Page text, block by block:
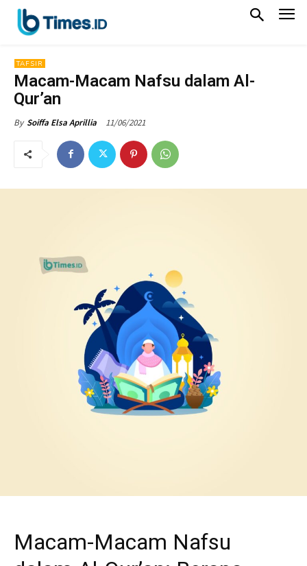
TAFSIR
Macam-Macam Nafsu dalam Al-
Qur’an
By Soiffa Elsa Aprillia 11/06/2021
Macam-Macam Nafsu